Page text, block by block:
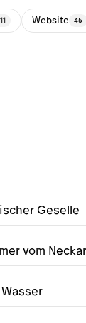
Website 45
Geselle
vom Neckar